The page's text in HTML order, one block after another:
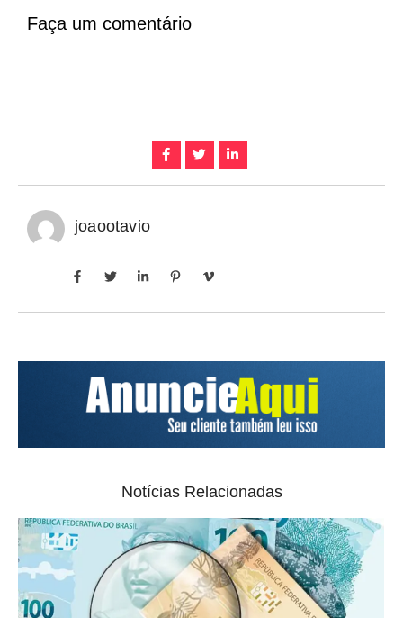
Faça um comentário
joaootavio
Notícias Relacionadas